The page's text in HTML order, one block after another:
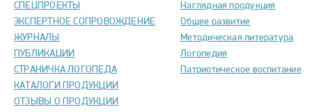
СПЕЦПРОЕКТЫ
ЭКСПЕРТНОЕ СОПРОВОЖДЕНИЕ
ЖУРНАЛЫ
ПУБЛИКАЦИИ
СТРАНИЧКА ЛОГОПЕДА
КАТАЛОГИ ПРОДУКЦИИ
ОТЗЫВЫ О ПРОДУКЦИИ
Наглядная продукция
Общее развитие
Методическая литература
Логопедия
Патриотическое воспитание